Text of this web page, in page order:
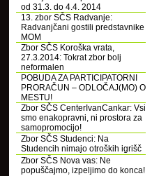
od 31.3. do 4.4. 2014
13. zbor SČS Radvanje:
Radvanjčani gostili predstavnike
MOM
Zbor SČS Koroška vrata,
27.3.2014: Tokrat zbor bolj
neformalen
POBUDA ZA PARTICIPATORNI
PRORAČUN – ODLOČAJ(MO) O
MESTU!
Zbor SČS CenterIvanCankar: Vsi
smo enakopravni, ni prostora za
samopromocijo!
Zbor SČS Studenci: Na
Studencih nimajo otroških igrišč
Zbor SČS Nova vas: Ne
popuščajmo, izpeljimo do konca!